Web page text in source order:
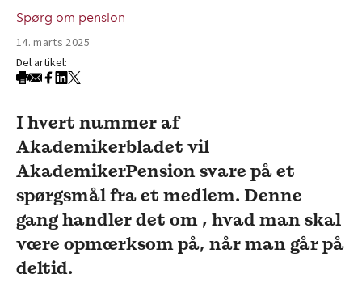
Spørg om pension
14. marts 2025
Del artikel:
I hvert nummer af
Akademikerbladet vil
AkademikerPension svare på et
spørgsmål fra et medlem. Denne
gang handler det om , hvad man skal
være opmærksom på, når man går på
deltid.